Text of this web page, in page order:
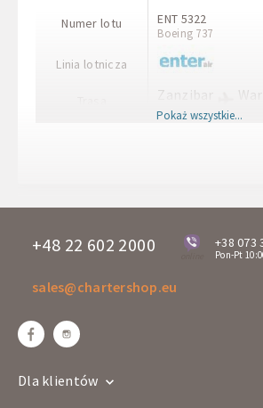
Numer lotu
Linia lotnicza
ENT 5322
Boeing 737
Zanzibar
ZNZ
Godzina wylotu
Boeing 787
Pokaż wszystkie...
+48 22 602 2000 +38 073
Pon-Pt
sales@chartershop.eu
Dla klientów